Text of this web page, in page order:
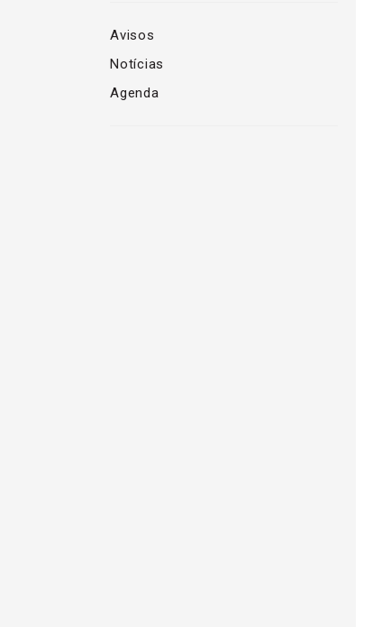
Avisos
Notícias
Agenda